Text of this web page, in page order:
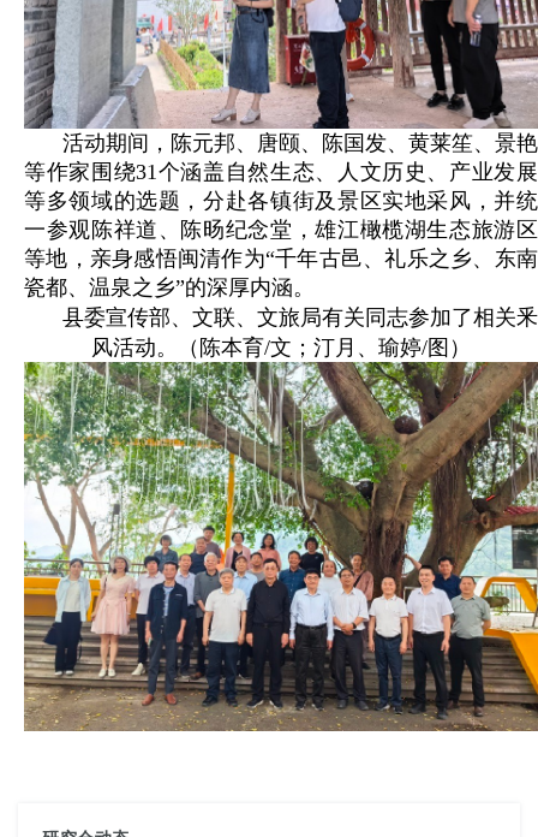
活动期间，陈元邦、唐颐、陈国发、黄莱笙、景艳
等作家围绕31个涵盖自然生态、人文历史、产业发展
等多领域的选题，分赴各镇街及景区实地采风，并统
一参观陈祥道、陈旸纪念堂，雄江橄榄湖生态旅游区
等地，亲身感悟闽清作为“千年古邑、礼乐之乡、东南
瓷都、温泉之乡”的深厚内涵。
县委宣传部、文联、文旅局有关同志参加了相关釆
风活动。
（陈本育/文；汀月、瑜婷/图）